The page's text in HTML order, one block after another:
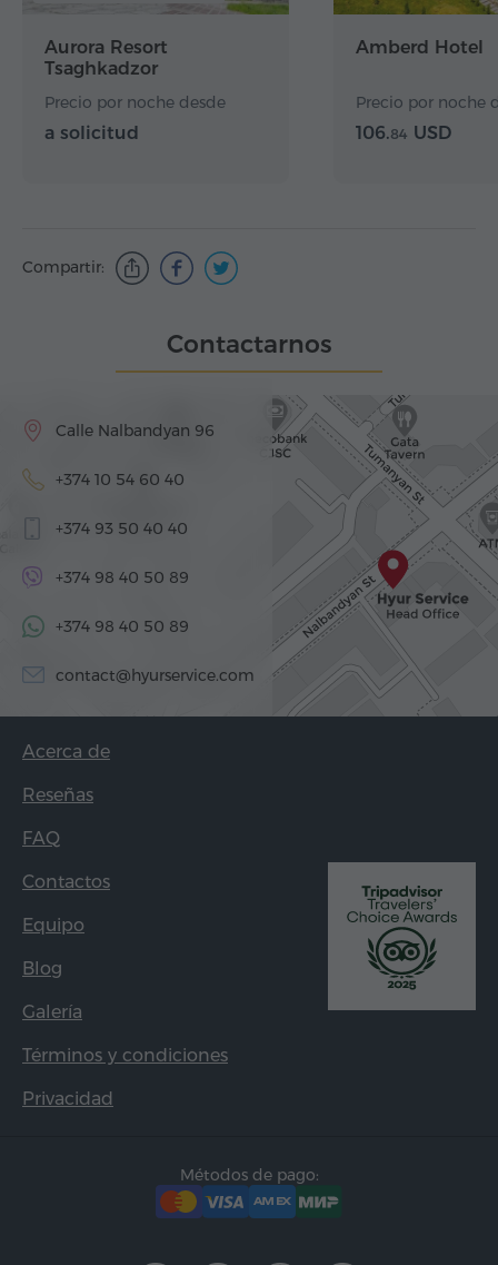
Aurora Resort
Tsaghkadzor
Precio por noche desde
a solicitud
Amberd Hotel
Precio por noche
106.84 USD
Compartir:
Contactarnos
Calle Nalbandyan 96
+374 10 54 60 40
+374 93 50 40 40
+374 98 40 50 89
+374 98 40 50 89
contact@hyurservice.com
Acerca de
Reseñas
FAQ
Contactos
Equipo
Blog
Galería
Términos y condiciones
Privacidad
Métodos de pago: